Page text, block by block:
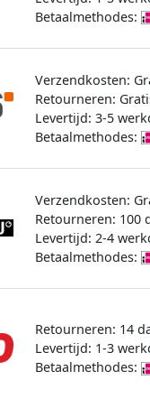
Betaalmethodes:
Verzendkosten:
Retourneren:
Levertijd: 3-5
Betaalmethodes:
Verzendkosten:
Retourneren: 100
Levertijd: 2-4
Betaalmethodes:
Retourneren: 14
Levertijd: 1-3
Betaalmethodes: